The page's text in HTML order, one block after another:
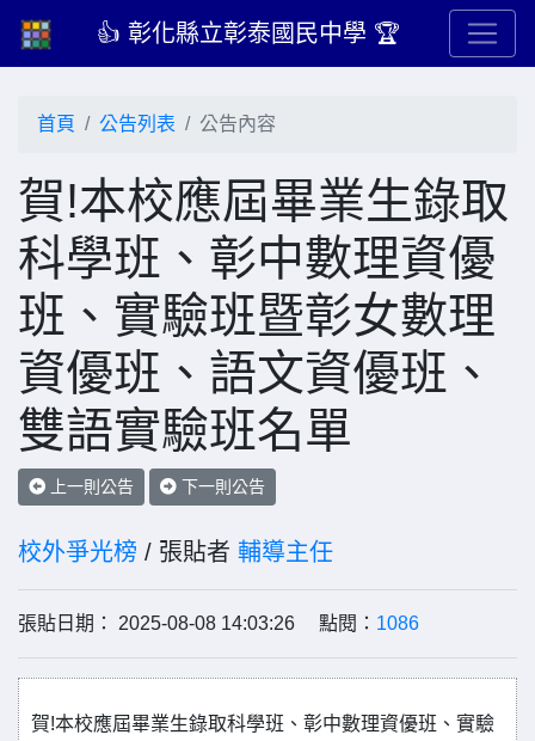
👍 彰化縣立彰泰國民中學 🏆
首頁 公告列表 公告內容
賀!本校應屆畢業生錄取
科學班、彰中數理資優
班、實驗班暨彰女數理
資優班、語文資優班、
雙語實驗班名單
上一則公告 下一則公告
校外爭光榜 / 張貼者 輔導主任
張貼日期： 2025-08-08 14:03:26 點閱： 1086
賀!本校應屆畢業生錄取科學班、彰中數理資優班、實驗